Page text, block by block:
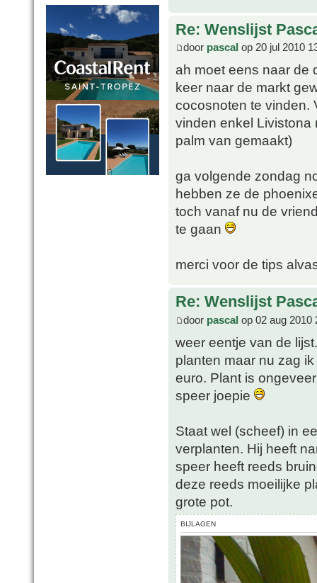
Re: Wenslijst
door pascal op 20 jul 2010
ah moet eens naar de
keer naar de markt
cocosnoten te vinden.
vinden enkel Livistona
palm van gemaakt)
ga volgende zondag
hebben ze de
toch vanaf nu de
te gaan
merci voor de tips
Re: Wenslijst
door pascal op 02 aug 2010
weer eentje van de
planten maar nu zag
euro. Plant is
speer joepie
Staat wel (scheef) in
verplanten. Hij heeft
speer heeft reeds
deze reeds moeilijke
grote pot.
BIJLAGEN